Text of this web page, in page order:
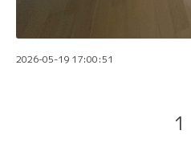
2026-05-19 17:00:51
1